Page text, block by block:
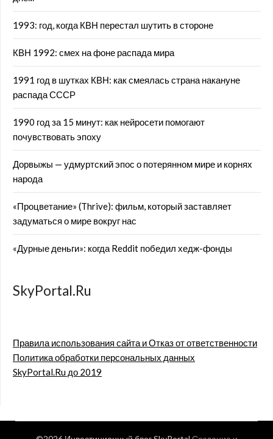
1993: год, когда КВН перестал шутить в стороне
КВН 1992: смех на фоне распада мира
1991 год в шутках КВН: как смеялась страна накануне
распада СССР
1990 год за 15 минут: как нейросети помогают
почувствовать эпоху
Дорвыжы — удмуртский эпос о потерянном мире и корнях
народа
«Процветание» (Thrive): фильм, который заставляет
задуматься о мире вокруг нас
«Дурные деньги»: когда Reddit победил хедж-фонды
SkyPortal.Ru
Правила использования сайта и Отказ от ответственности
Политика обработки персональных данных
SkyPortal.Ru до 2019